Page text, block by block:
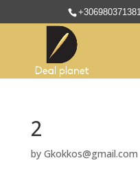
+306980371381
2
by Gkokkos@gmail.com